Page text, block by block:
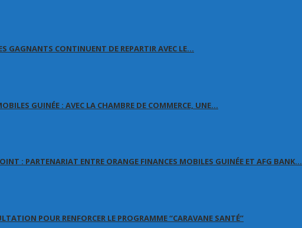
GAGNANTS CONTINUENT DE REPARTIR AVEC LE…
GUINÉE : AVEC LA CHAMBRE DE COMMERCE, UNE…
: PARTENARIAT ENTRE ORANGE FINANCES MOBILES GUINÉE ET AFG BANK…
POUR RENFORCER LE PROGRAMME “CARAVANE SANTÉ”